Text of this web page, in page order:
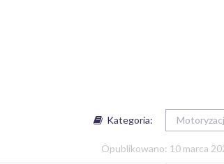
Kategoria:
Opublikowano: 10 marca